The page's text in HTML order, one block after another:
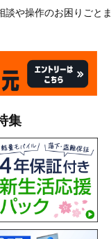
や操作のお困りごと
集